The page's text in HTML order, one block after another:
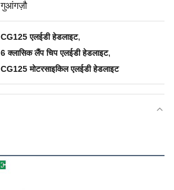
गुआंगज़ौ
CG125 एलईडी हेडलाइट,
6 क्लासिक लैंप चिप एलईडी हेडलाइट,
CG125 मोटरसाइकिल एलईडी हेडलाइट